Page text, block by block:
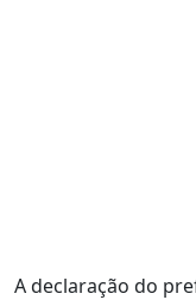
A declaração do